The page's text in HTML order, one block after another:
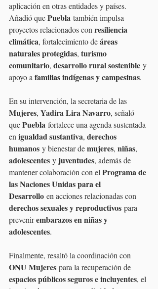
aplicación en otras entidades y países.
Añadió que Puebla también impulsa
proyectos relacionados con resiliencia
climática, fortalecimiento de áreas
naturales protegidas, turismo
comunitario, desarrollo rural sostenible y
apoyo a familias indígenas y campesinas.
En su intervención, la secretaria de las
Mujeres, Yadira Lira Navarro, señaló
que Puebla fortalece una agenda sustentada
en igualdad sustantiva, derechos
humanos y bienestar de mujeres, niñas,
adolescentes y juventudes, además de
mantener colaboración con el Programa de
las Naciones Unidas para el
Desarrollo en acciones relacionadas con
derechos sexuales y reproductivos para
prevenir embarazos en niñas y
adolescentes.
Finalmente, resaltó la coordinación con
ONU Mujeres para la recuperación de
espacios públicos seguros e incluyentes, el